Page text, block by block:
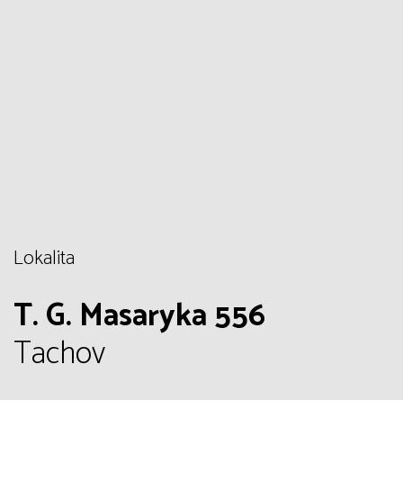
Lokalita
T. G. Masaryka 556
Tachov